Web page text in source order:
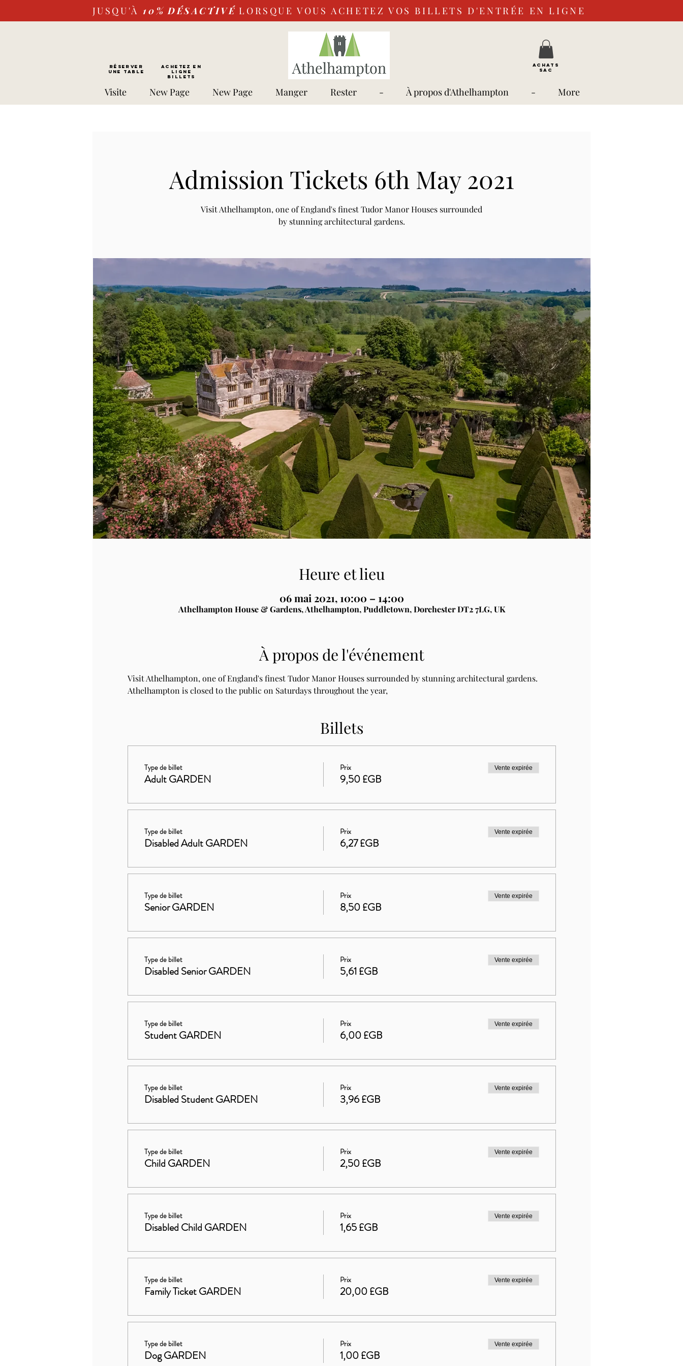
JUSQU'À 10% DÉSACTIVÉ LORSQUE VOUS ACHETEZ VOS BILLETS D'ENTRÉE EN LIGNE
RÉSERVER
UNE TABLE
Achetez EN
LIGNE
Billets
ACHATS
SAC
Visite New Page New Page Manger Rester - À propos d'Athelhampton - More
Admission Tickets 6th May 2021
Visit Athelhampton, one of England's finest Tudor Manor Houses surrounded
by stunning architectural gardens.
Heure et lieu
06 mai 2021, 10:00 – 14:00
Athelhampton House & Gardens, Athelhampton, Puddletown, Dorchester DT2 7LG, UK
À propos de l'événement
Visit Athelhampton, one of England's finest Tudor Manor Houses surrounded by stunning architectural gardens.
Athelhampton is closed to the public on Saturdays throughout the year,
Billets
Type de billet
Adult GARDEN
Prix
9,50 £GB
Vente expirée
Type de billet
Disabled Adult GARDEN
Prix
6,27 £GB
Vente expirée
Type de billet
Senior GARDEN
Prix
8,50 £GB
Vente expirée
Type de billet
Disabled Senior GARDEN
Prix
5,61 £GB
Vente expirée
Type de billet
Student GARDEN
Prix
6,00 £GB
Vente expirée
Type de billet
Disabled Student GARDEN
Prix
3,96 £GB
Vente expirée
Type de billet
Child GARDEN
Prix
2,50 £GB
Vente expirée
Type de billet
Disabled Child GARDEN
Prix
1,65 £GB
Vente expirée
Type de billet
Family Ticket GARDEN
Prix
20,00 £GB
Vente expirée
Type de billet
Dog GARDEN
Prix
1,00 £GB
Vente expirée